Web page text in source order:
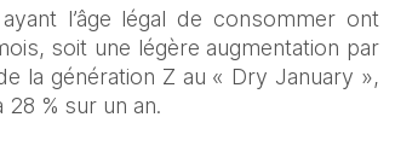
l’âge légal de consommer ont
soit une légère augmentation par
la génération Z au « Dry January »,
28 % sur un an.